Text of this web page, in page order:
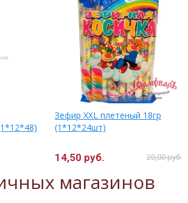
Зефир XXL плетеный 18гр
(1*12*24шт)
14,50 руб. 20,00 руб.
магазинов